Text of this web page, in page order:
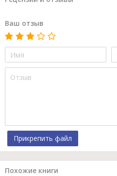
Ваш отзыв
Прикрепить файл
Похожие книги